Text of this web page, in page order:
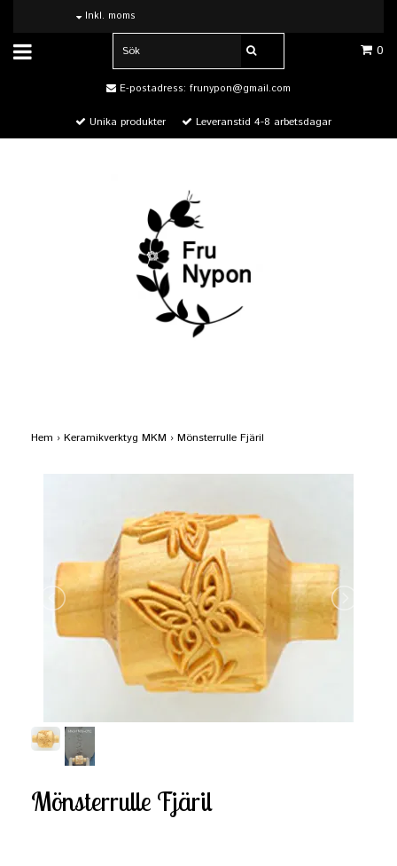
Inkl. moms
0
E-postadress: frunypon@gmail.com
Unika produkter Leveranstid 4-8 arbetsdagar
Hem › Keramikverktyg MKM › Mönsterrulle Fjäril
Mönsterrulle Fjäril